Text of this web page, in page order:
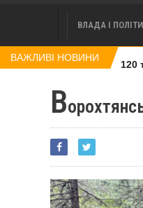
ВЛАДА І
ВАЖЛИВІ НОВИНИ
права вимоги за 120
В